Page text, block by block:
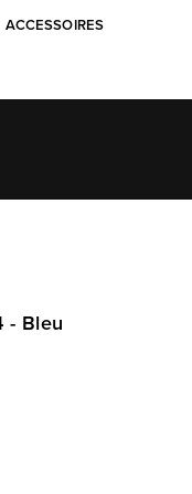
ACCESSOIRES
- Bleu